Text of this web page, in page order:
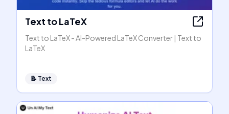
Text to LaTeX
Text to LaTeX - AI-Powered LaTeX Converter | Text to
LaTeX
📝 Text